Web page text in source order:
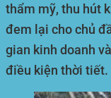
thẩm mỹ, thu hút
đem lại cho chủ
gian kinh doanh
điều kiện thời tiết.